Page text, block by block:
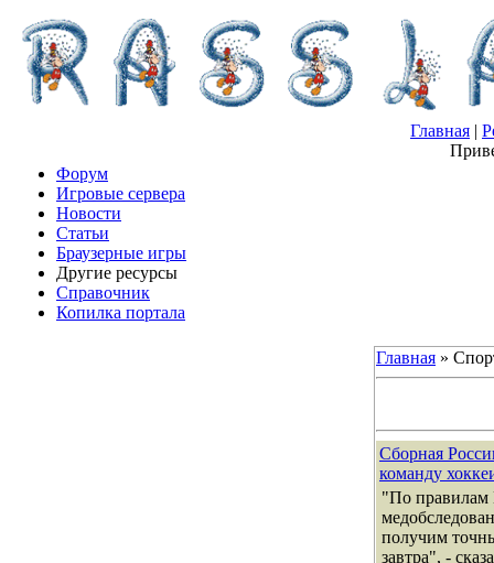
Главная |
Форум
Игровые сервера
Новости
Статьи
Браузерные игры
Другие ресурсы
Справочник
Копилка портала
Главная »
Сборная
команду
"По
получим
завтра", -